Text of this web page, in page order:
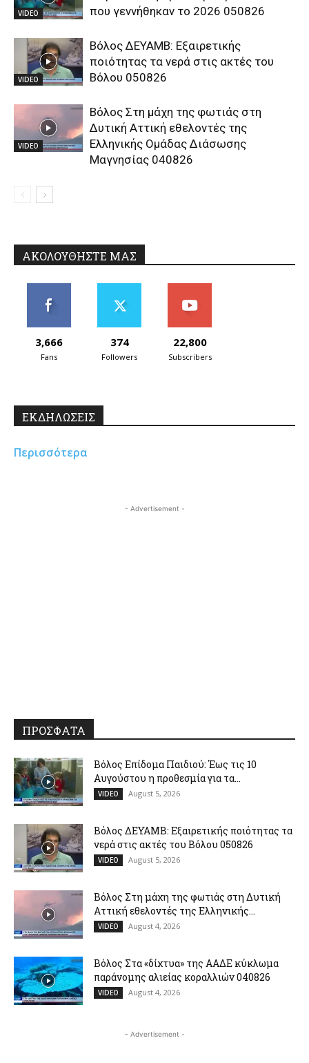
VIDEO
που γεννήθηκαν το 2026 050826
VIDEO
Βόλος ΔΕΥΑΜΒ: Εξαιρετικής
ποιότητας τα νερά στις ακτές του
Βόλου 050826
VIDEO
Βόλος Στη μάχη της φωτιάς στη
Δυτική Αττική εθελοντές της
Ελληνικής Ομάδας Διάσωσης
Μαγνησίας 040826
ΑΚΟΛΟΥΘΗΣΤΕ ΜΑΣ
3,666
Fans
374
Followers
22,800
Subscribers
ΕΚΔΗΛΩΣΕΙΣ
Περισσότερα
- Advertisement -
ΠΡΟΣΦΑΤΑ
Βόλος Επίδομα Παιδιού: Έως τις 10
Αυγούστου η προθεσμία για τα...
VIDEO August 5, 2026
Βόλος ΔΕΥΑΜΒ: Εξαιρετικής ποιότητας τα
νερά στις ακτές του Βόλου 050826
VIDEO August 5, 2026
Βόλος Στη μάχη της φωτιάς στη Δυτική
Αττική εθελοντές της Ελληνικής...
VIDEO August 4, 2026
Βόλος Στα «δίχτυα» της ΑΑΔΕ κύκλωμα
παράνομης αλιείας κοραλλιών 040826
VIDEO August 4, 2026
- Advertisement -